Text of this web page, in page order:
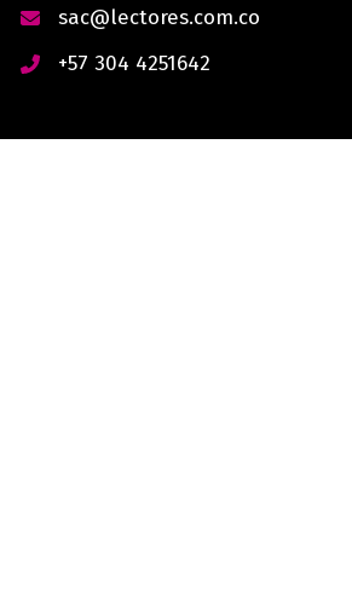
sac@lectores.com.co
+57 304 4251642